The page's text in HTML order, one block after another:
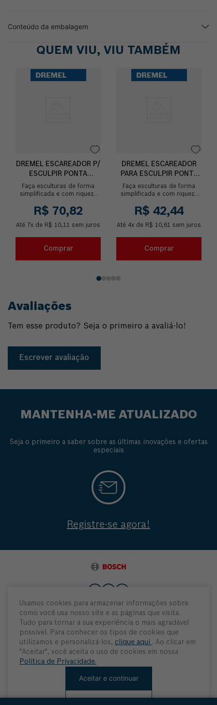
Usamos cookies para armazenar informações sobre
como você usa nosso site e as páginas que visita.
Tudo para tornar a sua experiência o mais agradável
possível. Para conhecer os tipos de cookies que
utilizamos e personalizá-los, clique aqui . Ao clicar em
"Aceitar", você aceita o uso de cookies em nossa
Política de Privacidade.
Aceitar e continuar
Conteúdo da embalagem
QUEM VIU, VIU TAMBÉM
DREMEL ESCAREADOR P/
ESCULPIR PONTA
ARREDONDADA
Faça esculturas de forma
simplificada e com riqueza
Escareador para esculpir de
ponta redonda. Ideal p...
R$ 70,82
Até 7x de R$ 10,11 sem juros
Comprar
DREMEL ESCAREADOR
PARA ESCULPIR PONTA
OVAL
Faça esculturas de forma
simplificada e com riqueza
Escareador para esculpir de
ponta oval. Ideal para...
R$ 42,44
Até 4x de R$ 10,61 sem juros
Comprar
Avaliações
Tem esse produto? Seja o primeiro a avaliá-lo!
Escrever avaliação
MANTENHA-ME ATUALIZADO
Seja o primeiro a saber sobre as últimas inovações e ofertas
especiais
Registre-se agora!
Institucional
Atendimento
Minha Conta